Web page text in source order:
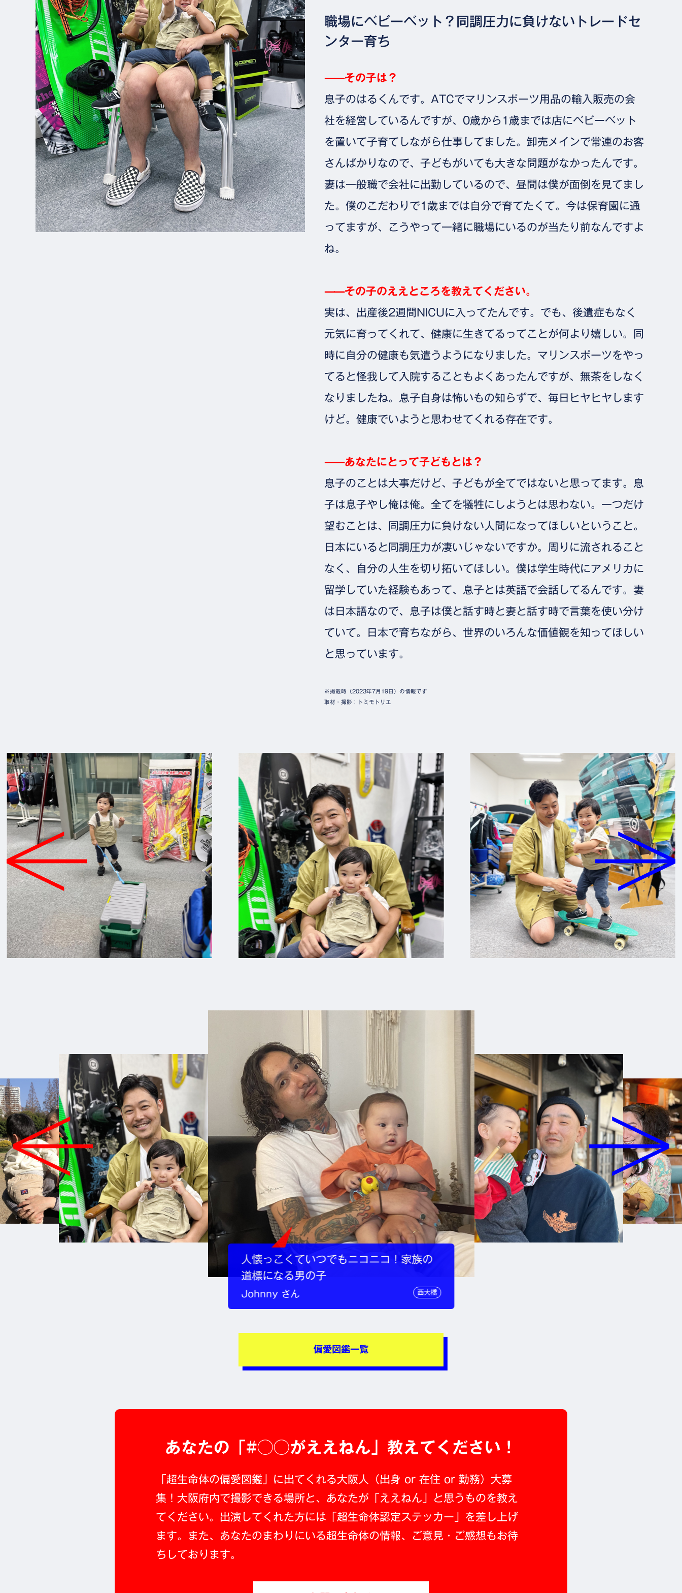
職場にベビーベット？同調圧力に負けないトレードセ
ンター育ち
⸺その子は？
息子のはるくんです。ATCでマリンスポーツ用品の輸入販売の会
社を経営しているんですが、0歳から1歳までは店にベビーベット
を置いて子育てしながら仕事してました。卸売メインで常連のお客
さんばかりなので、子どもがいても大きな問題がなかったんです。
妻は一般職で会社に出勤しているので、昼間は僕が面倒を見てまし
た。僕のこだわりで1歳までは自分で育てたくて。今は保育園に通
ってますが、こうやって一緒に職場にいるのが当たり前なんですよ
ね。
⸺その子のええところを教えてください。
実は、出産後2週間NICUに入ってたんです。でも、後遺症もなく
元気に育ってくれて、健康に生きてるってことが何より嬉しい。同
時に自分の健康も気遣うようになりました。マリンスポーツをやっ
てると怪我して入院することもよくあったんですが、無茶をしなく
なりましたね。息子自身は怖いもの知らずで、毎日ヒヤヒヤします
けど。健康でいようと思わせてくれる存在です。
⸺あなたにとって子どもとは？
息子のことは大事だけど、子どもが全てではないと思ってます。息
子は息子やし俺は俺。全てを犠牲にしようとは思わない。一つだけ
望むことは、同調圧力に負けない人間になってほしいということ。
日本にいると同調圧力が凄いじゃないですか。周りに流されること
なく、自分の人生を切り拓いてほしい。僕は学生時代にアメリカに
留学していた経験もあって、息子とは英語で会話してるんです。妻
は日本語なので、息子は僕と話す時と妻と話す時で言葉を使い分け
ていて。日本で育ちながら、世界のいろんな価値観を知ってほしい
と思っています。
※掲載時（2023年7月19日）の情報です
取材・撮影：トミモトリエ
人懐っこくていつでもニコニコ！家族の
道標になる男の子
Johnny さん 西大橋
偏愛図鑑一覧
あなたの 「#◯◯がええねん」 教えてください！
「超生命体の偏愛図鑑」に出てくれる大阪人（出身 or 在住 or 勤務）大募
集！大阪府内で撮影できる場所と、あなたが「ええねん」と思うものを教え
てください。出演してくれた方には「超生命体認定ステッカー」を差し上げ
ます。また、あなたのまわりにいる超生命体の情報、ご意見・ご感想もお待
ちしております。